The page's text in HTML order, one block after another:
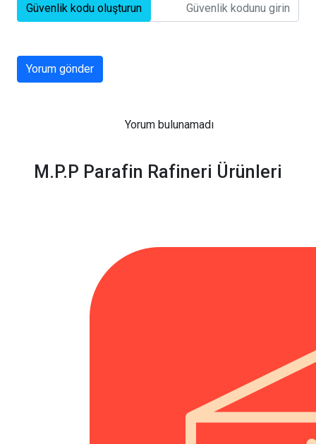
Güvenlik kodu oluşturun
Yorum gönder
Yorum bulunamadı
M.P.P Parafin Rafineri Ürünleri